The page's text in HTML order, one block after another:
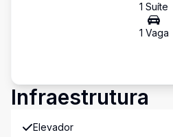
1 Suíte
1 Vaga
Infraestrutura
Elevador